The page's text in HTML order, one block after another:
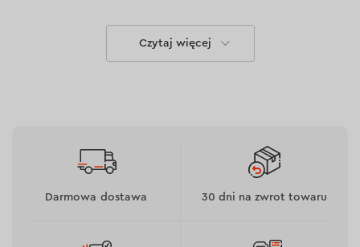
Czytaj więcej
Darmowa dostawa 30 dni na zwrot towaru